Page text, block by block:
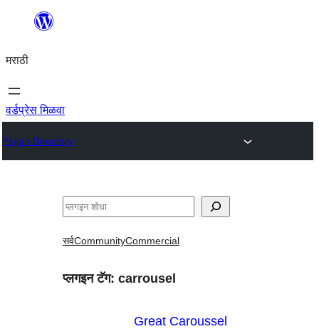
सामुग्रीवर
मराठी
वर्डप्रेस मिळवा
Plugin Directory
शोधा
सर्वCommunityCommercial
प्लगइन टॅग: carrousel
Great Caroussel